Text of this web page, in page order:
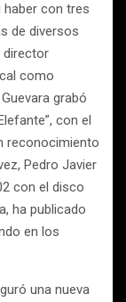
haber con tres
de diversos
director
como
grabó
con el
reconocimiento
Pedro Javier
con el disco
ha publicado
en los
una nueva